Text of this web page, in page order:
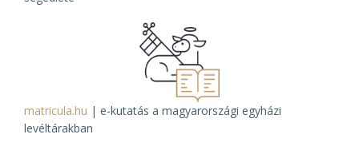
matricula.hu | e-kutatás a magyarországi egyházi
levéltárakban